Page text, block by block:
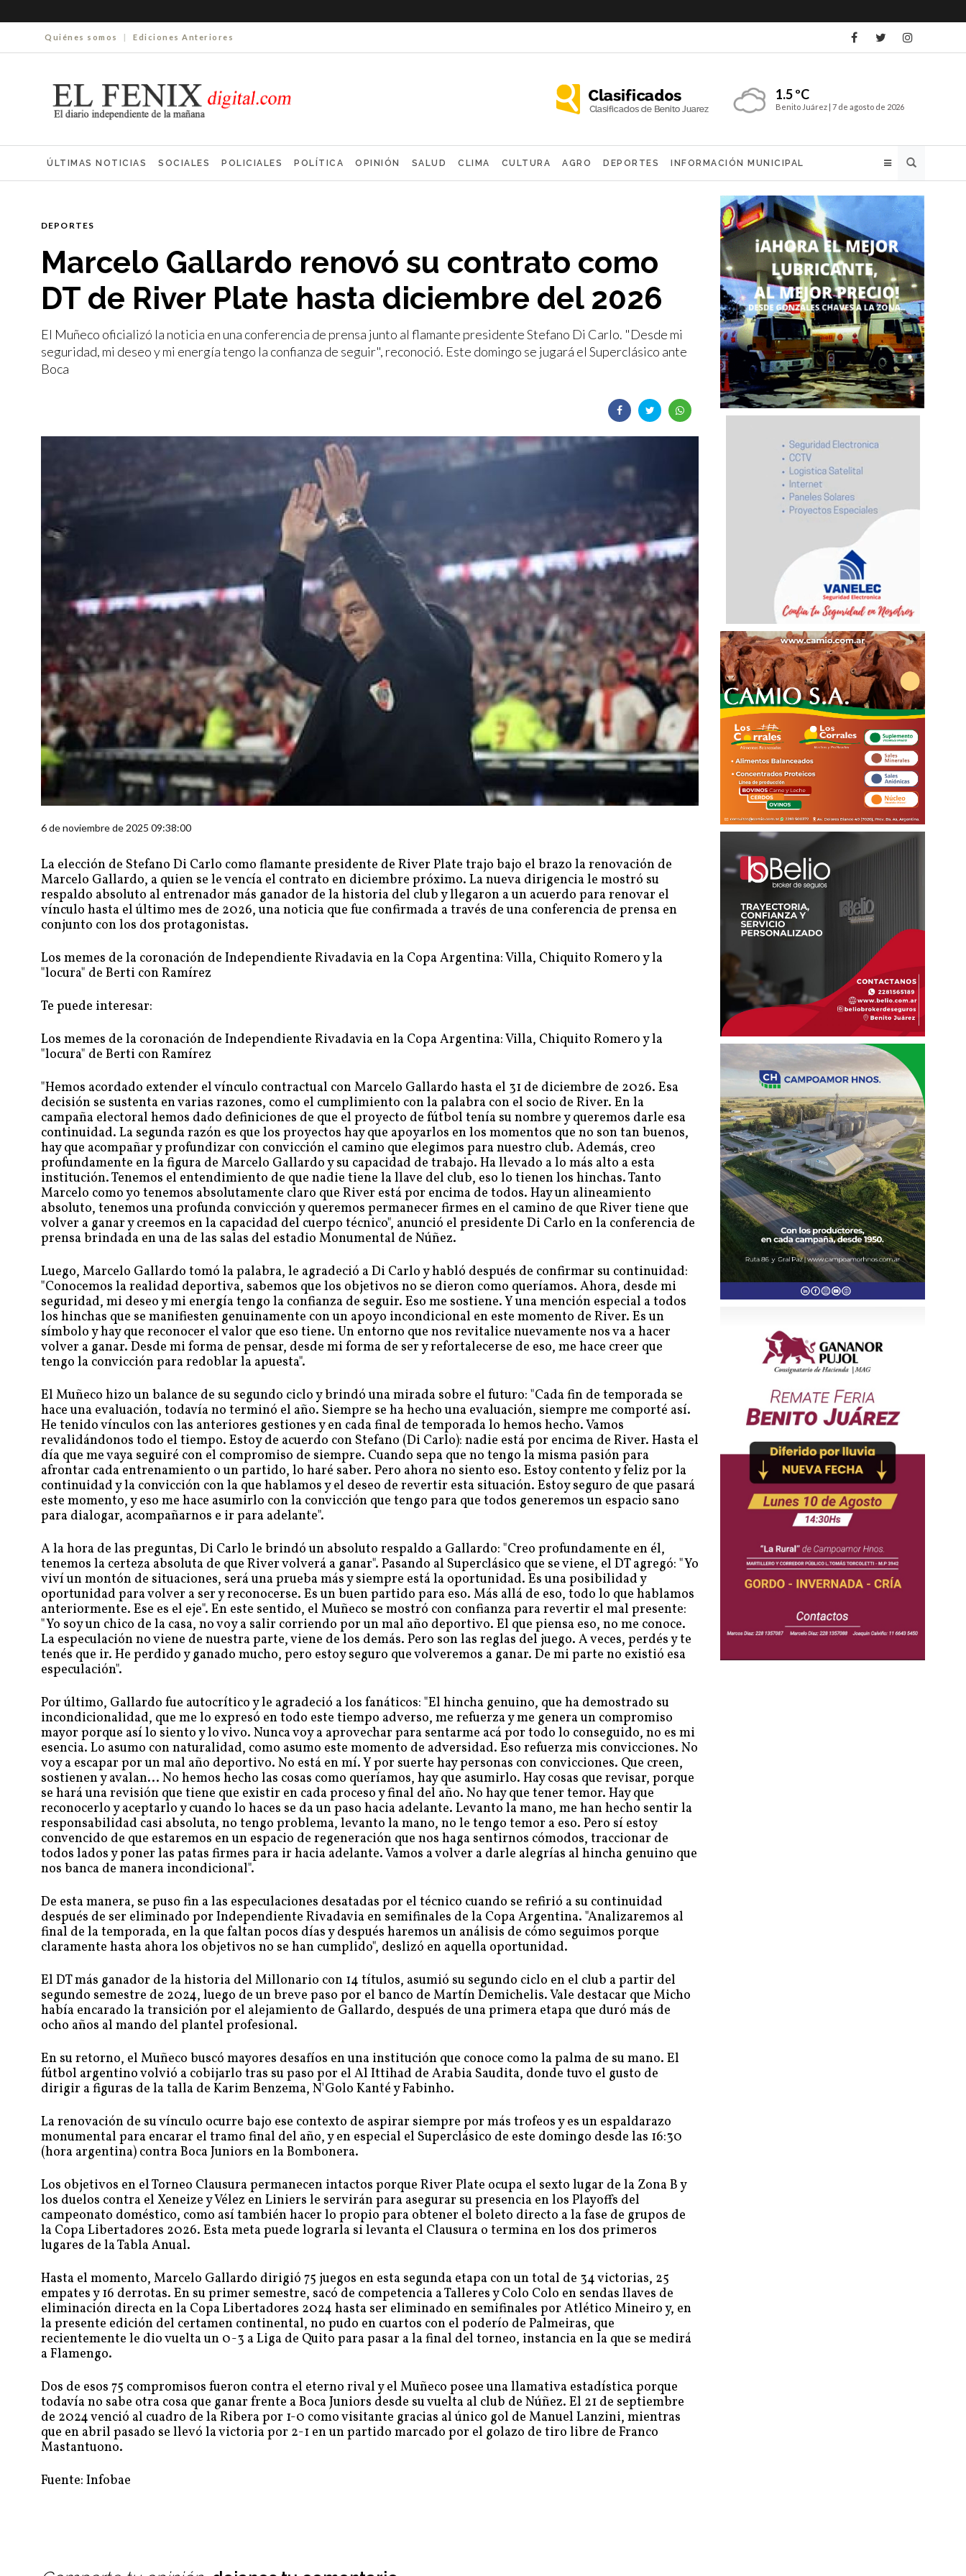
Quiénes somos | Ediciones Anteriores
1.5 ºC
Benito Juárez | 7 de agosto de 2026
ÚLTIMAS NOTICIAS SOCIALES POLICIALES POLÍTICA OPINIÓN SALUD CLIMA CULTURA AGRO DEPORTES INFORMACIÓN MUNICIPAL
DEPORTES
Marcelo Gallardo renovó su contrato como
DT de River Plate hasta diciembre del 2026
El Muñeco oficializó la noticia en una conferencia de prensa junto al flamante presidente Stefano Di Carlo. "Desde mi
seguridad, mi deseo y mi energía tengo la confianza de seguir", reconoció. Este domingo se jugará el Superclásico ante
Boca
6 de noviembre de 2025 09:38:00
La elección de Stefano Di Carlo como flamante presidente de River Plate trajo bajo el brazo la renovación de
Marcelo Gallardo, a quien se le vencía el contrato en diciembre próximo. La nueva dirigencia le mostró su
respaldo absoluto al entrenador más ganador de la historia del club y llegaron a un acuerdo para renovar el
vínculo hasta el último mes de 2026, una noticia que fue confirmada a través de una conferencia de prensa en
conjunto con los dos protagonistas.
Los memes de la coronación de Independiente Rivadavia en la Copa Argentina: Villa, Chiquito Romero y la
"locura" de Berti con Ramírez
Te puede interesar:
Los memes de la coronación de Independiente Rivadavia en la Copa Argentina: Villa, Chiquito Romero y la
"locura" de Berti con Ramírez
"Hemos acordado extender el vínculo contractual con Marcelo Gallardo hasta el 31 de diciembre de 2026. Esa
decisión se sustenta en varias razones, como el cumplimiento con la palabra con el socio de River. En la
campaña electoral hemos dado definiciones de que el proyecto de fútbol tenía su nombre y queremos darle esa
continuidad. La segunda razón es que los proyectos hay que apoyarlos en los momentos que no son tan buenos,
hay que acompañar y profundizar con convicción el camino que elegimos para nuestro club. Además, creo
profundamente en la figura de Marcelo Gallardo y su capacidad de trabajo. Ha llevado a lo más alto a esta
institución. Tenemos el entendimiento de que nadie tiene la llave del club, eso lo tienen los hinchas. Tanto
Marcelo como yo tenemos absolutamente claro que River está por encima de todos. Hay un alineamiento
absoluto, tenemos una profunda convicción y queremos permanecer firmes en el camino de que River tiene que
volver a ganar y creemos en la capacidad del cuerpo técnico", anunció el presidente Di Carlo en la conferencia de
prensa brindada en una de las salas del estadio Monumental de Núñez.
Luego, Marcelo Gallardo tomó la palabra, le agradeció a Di Carlo y habló después de confirmar su continuidad:
"Conocemos la realidad deportiva, sabemos que los objetivos no se dieron como queríamos. Ahora, desde mi
seguridad, mi deseo y mi energía tengo la confianza de seguir. Eso me sostiene. Y una mención especial a todos
los hinchas que se manifiesten genuinamente con un apoyo incondicional en este momento de River. Es un
símbolo y hay que reconocer el valor que eso tiene. Un entorno que nos revitalice nuevamente nos va a hacer
volver a ganar. Desde mi forma de pensar, desde mi forma de ser y refortalecerse de eso, me hace creer que
tengo la convicción para redoblar la apuesta".
El Muñeco hizo un balance de su segundo ciclo y brindó una mirada sobre el futuro: "Cada fin de temporada se
hace una evaluación, todavía no terminó el año. Siempre se ha hecho una evaluación, siempre me comporté así.
He tenido vínculos con las anteriores gestiones y en cada final de temporada lo hemos hecho. Vamos
revalidándonos todo el tiempo. Estoy de acuerdo con Stefano (Di Carlo): nadie está por encima de River. Hasta el
día que me vaya seguiré con el compromiso de siempre. Cuando sepa que no tengo la misma pasión para
afrontar cada entrenamiento o un partido, lo haré saber. Pero ahora no siento eso. Estoy contento y feliz por la
continuidad y la convicción con la que hablamos y el deseo de revertir esta situación. Estoy seguro de que pasará
este momento, y eso me hace asumirlo con la convicción que tengo para que todos generemos un espacio sano
para dialogar, acompañarnos e ir para adelante".
A la hora de las preguntas, Di Carlo le brindó un absoluto respaldo a Gallardo: "Creo profundamente en él,
tenemos la certeza absoluta de que River volverá a ganar". Pasando al Superclásico que se viene, el DT agregó: "Yo
viví un montón de situaciones, será una prueba más y siempre está la oportunidad. Es una posibilidad y
oportunidad para volver a ser y reconocerse. Es un buen partido para eso. Más allá de eso, todo lo que hablamos
anteriormente. Ese es el eje". En este sentido, el Muñeco se mostró con confianza para revertir el mal presente:
"Yo soy un chico de la casa, no voy a salir corriendo por un mal año deportivo. El que piensa eso, no me conoce.
La especulación no viene de nuestra parte, viene de los demás. Pero son las reglas del juego. A veces, perdés y te
tenés que ir. He perdido y ganado mucho, pero estoy seguro que volveremos a ganar. De mi parte no existió esa
especulación".
Por último, Gallardo fue autocrítico y le agradeció a los fanáticos: "El hincha genuino, que ha demostrado su
incondicionalidad, que me lo expresó en todo este tiempo adverso, me refuerza y me genera un compromiso
mayor porque así lo siento y lo vivo. Nunca voy a aprovechar para sentarme acá por todo lo conseguido, no es mi
esencia. Lo asumo con naturalidad, como asumo este momento de adversidad. Eso refuerza mis convicciones. No
voy a escapar por un mal año deportivo. No está en mí. Y por suerte hay personas con convicciones. Que creen,
sostienen y avalan... No hemos hecho las cosas como queríamos, hay que asumirlo. Hay cosas que revisar, porque
se hará una revisión que tiene que existir en cada proceso y final del año. No hay que tener temor. Hay que
reconocerlo y aceptarlo y cuando lo haces se da un paso hacia adelante. Levanto la mano, me han hecho sentir la
responsabilidad casi absoluta, no tengo problema, levanto la mano, no le tengo temor a eso. Pero sí estoy
convencido de que estaremos en un espacio de regeneración que nos haga sentirnos cómodos, traccionar de
todos lados y poner las patas firmes para ir hacia adelante. Vamos a volver a darle alegrías al hincha genuino que
nos banca de manera incondicional".
De esta manera, se puso fin a las especulaciones desatadas por el técnico cuando se refirió a su continuidad
después de ser eliminado por Independiente Rivadavia en semifinales de la Copa Argentina. "Analizaremos al
final de la temporada, en la que faltan pocos días y después haremos un análisis de cómo seguimos porque
claramente hasta ahora los objetivos no se han cumplido", deslizó en aquella oportunidad.
El DT más ganador de la historia del Millonario con 14 títulos, asumió su segundo ciclo en el club a partir del
segundo semestre de 2024, luego de un breve paso por el banco de Martín Demichelis. Vale destacar que Micho
había encarado la transición por el alejamiento de Gallardo, después de una primera etapa que duró más de
ocho años al mando del plantel profesional.
En su retorno, el Muñeco buscó mayores desafíos en una institución que conoce como la palma de su mano. El
fútbol argentino volvió a cobijarlo tras su paso por el Al Ittihad de Arabia Saudita, donde tuvo el gusto de
dirigir a figuras de la talla de Karim Benzema, N'Golo Kanté y Fabinho.
La renovación de su vínculo ocurre bajo ese contexto de aspirar siempre por más trofeos y es un espaldarazo
monumental para encarar el tramo final del año, y en especial el Superclásico de este domingo desde las 16:30
(hora argentina) contra Boca Juniors en la Bombonera.
Los objetivos en el Torneo Clausura permanecen intactos porque River Plate ocupa el sexto lugar de la Zona B y
los duelos contra el Xeneize y Vélez en Liniers le servirán para asegurar su presencia en los Playoffs del
campeonato doméstico, como así también hacer lo propio para obtener el boleto directo a la fase de grupos de
la Copa Libertadores 2026. Esta meta puede lograrla si levanta el Clausura o termina en los dos primeros
lugares de la Tabla Anual.
Hasta el momento, Marcelo Gallardo dirigió 75 juegos en esta segunda etapa con un total de 34 victorias, 25
empates y 16 derrotas. En su primer semestre, sacó de competencia a Talleres y Colo Colo en sendas llaves de
eliminación directa en la Copa Libertadores 2024 hasta ser eliminado en semifinales por Atlético Mineiro y, en
la presente edición del certamen continental, no pudo en cuartos con el poderío de Palmeiras, que
recientemente le dio vuelta un 0-3 a Liga de Quito para pasar a la final del torneo, instancia en la que se medirá
a Flamengo.
Dos de esos 75 compromisos fueron contra el eterno rival y el Muñeco posee una llamativa estadística porque
todavía no sabe otra cosa que ganar frente a Boca Juniors desde su vuelta al club de Núñez. El 21 de septiembre
de 2024 venció al cuadro de la Ribera por 1-0 como visitante gracias al único gol de Manuel Lanzini, mientras
que en abril pasado se llevó la victoria por 2-1 en un partido marcado por el golazo de tiro libre de Franco
Mastantuono.
Fuente: Infobae